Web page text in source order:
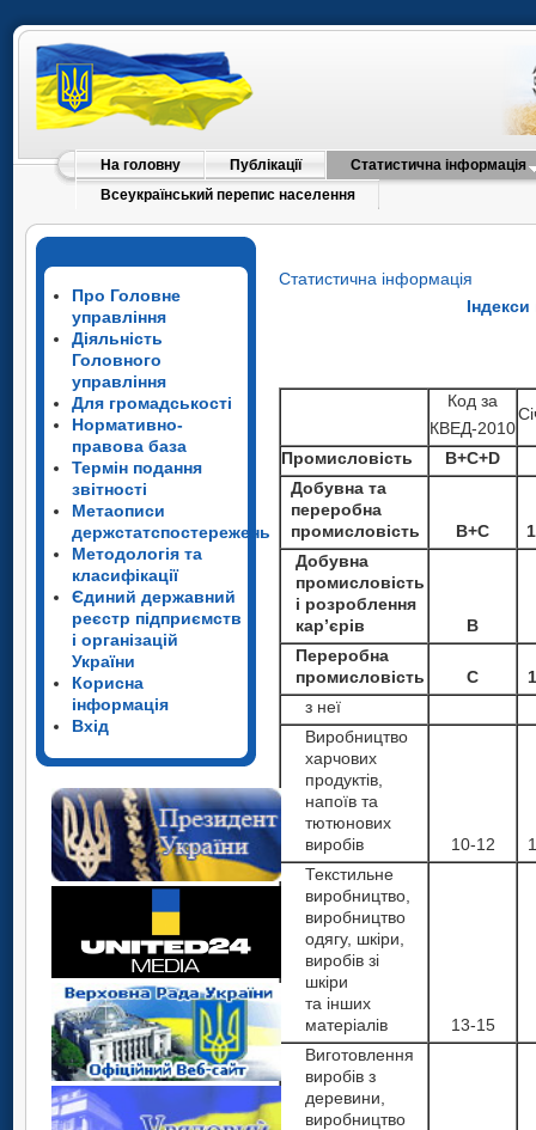
На головну Публікації
Статистична інформація
Всеукраїнський перепис населення
Про Головне
управління
Діяльність
Головного
управління
Для громадськості
Нормативно-
правова база
Термін подання
звітності
Метаописи
держстатспостережень
Методологія та
класифікації
Єдиний державний
реєстр підприємств
і організацій
України
Корисна
інформація
Вхід
Статистична інформація
Код за
КВЕД-2010
Промисловість
B+C+D
Добувна та
переробна
промисловість
B+C
Добувна
промисловість
і розроблення
кар’єрів
B
Переробна
промисловість
С
з неї
Виробництво
харчових
продуктів,
напоїв та
тютюнових
виробів
10-12
Текстильне
виробництво,
виробництво
одягу, шкіри,
виробів зі
шкіри
та інших
матеріалів
13-15
Виготовлення
виробів з
деревини,
виробництво